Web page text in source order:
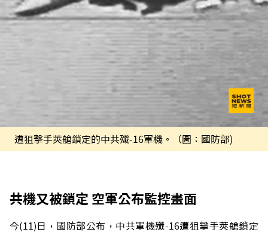
遭狙擊手莢艙鎖定的中共殲-16軍機。（圖：國防部)
共機又被鎖定 空軍公布監控畫面
今(11)日，國防部公布，中共軍機殲-16遭狙擊手莢艙鎖定